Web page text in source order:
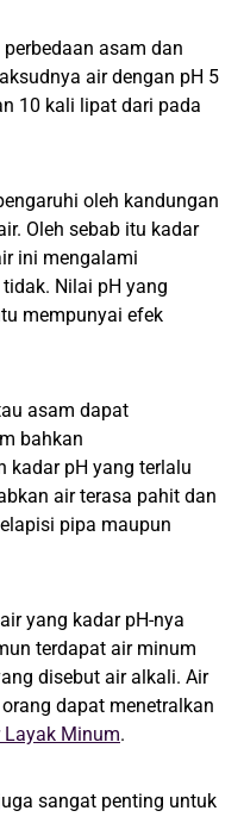
asam dan
air dengan pH 5
10 kali lipat dari pada
oleh kandungan
Oleh sebab itu kadar
ini mengalami
Nilai pH yang
mempunyai efek
asam dapat
bahkan
kadar pH yang terlalu
air terasa pahit dan
pipa maupun
yang kadar pH-nya
terdapat air minum
disebut air alkali. Air
dapat menetralkan
Layak Minum.
sangat penting untuk